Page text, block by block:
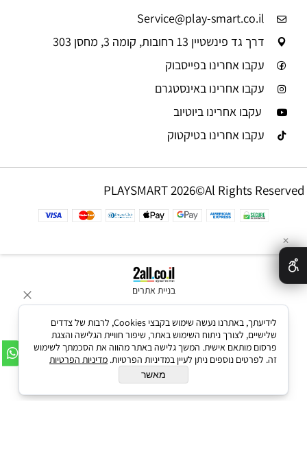
Service@play-smart.co.il
דרך גד פינשטיין 13 רחובות, קומה 3, מחסן 303
עקבו אחרינו בפייסבוק
עקבו אחרינו באינסטגרם
עקבו אחרינו ביוטיוב
עקבו אחרינו בטיקטוק
PLAYSMART 2026©Al Rights Reserved
בניית אתרים
✕
לידיעתך, באתרנו נעשה שימוש בקבצי Cookies, לרבות של צדדים
שלישיים, לצורך ניתוח השימוש באתר, שיפור חוויית הגלישה והצגת
פרסום מותאם אישית. המשך גלישה באתר מהווה את הסכמתך לשימוש
זה. לפרטים נוספים ניתן לעיין במדיניות הפרטיות. מדיניות הפרטיות
מאשר